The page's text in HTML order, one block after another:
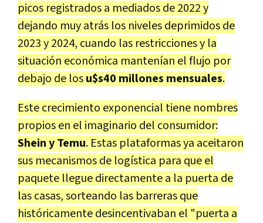
picos registrados a mediados de 2022 y
dejando muy atrás los niveles deprimidos de
2023 y 2024, cuando las restricciones y la
situación económica mantenían el flujo por
debajo de losu$s40 millones mensuales.
Este crecimiento exponencial tiene nombres
propios en el imaginario del consumidor:
Shein y Temu. Estas plataformas ya aceitaron
sus mecanismos de logística para que el
paquete llegue directamente a la puerta de
las casas, sorteando las barreras que
históricamente desincentivaban el "puerta a